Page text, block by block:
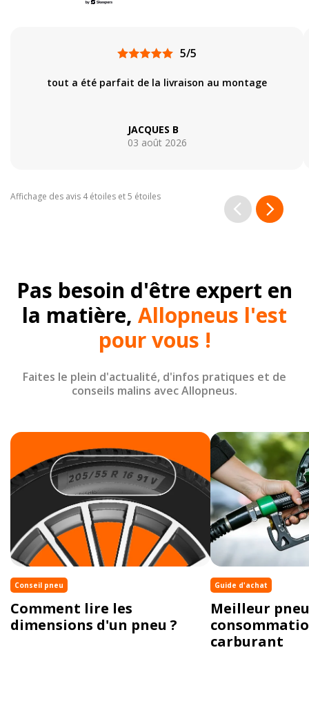
5/5
tout a été parfait de la livraison au montage
JACQUES B
03 août 2026
Affichage des avis 4 étoiles et 5 étoiles
Pas besoin d'être expert en
la matière, Allopneus l'est
pour vous !
Faites le plein d'actualité, d'infos pratiques et de
conseils malins avec Allopneus.
Conseil pneu
Comment lire les
dimensions d'un pneu ?
Guide d'achat
Meilleur
carburant